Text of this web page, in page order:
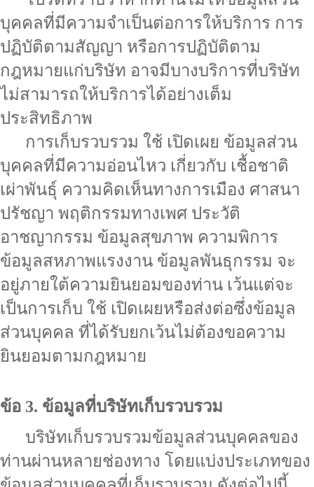
บุคคลที่มีความจำเป็นต่อการให้บริการ การ
ปฏิบัติตามสัญญา หรือการปฏิบัติตาม
กฎหมายแก่บริษัท อาจมีบางบริการที่บริษัท
ไม่สามารถให้บริการได้อย่างเต็ม
ประสิทธิภาพ
การเก็บรวบรวม ใช้ เปิดเผย ข้อมูลส่วน
บุคคลที่มีความอ่อนไหว เกี่ยวกับ เชื้อชาติ
เผ่าพันธุ์ ความคิดเห็นทางการเมือง ศาสนา
ปรัชญา พฤติกรรมทางเพศ ประวัติ
อาชญากรรม ข้อมูลสุขภาพ ความพิการ
ข้อมูลสหภาพแรงงาน ข้อมูลพันธุกรรม จะ
อยู่ภายใต้ความยินยอมของท่าน เว้นแต่จะ
เป็นการเก็บ ใช้ เปิดเผยหรือส่งต่อซึ่งข้อมูล
ส่วนบุคคล ที่ได้รับยกเว้นไม่ต้องขอความ
ยินยอมตามกฎหมาย
ข้อ 3. ข้อมูลที่บริษัทเก็บรวบรวม
บริษัทเก็บรวบรวมข้อมูลส่วนบุคคลของ
ท่านผ่านหลายช่องทาง โดยแบ่งประเภทของ